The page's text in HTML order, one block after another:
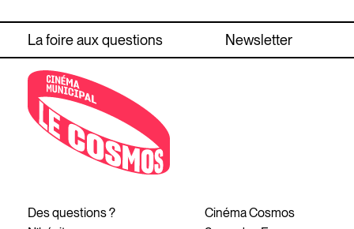
La foire aux questions Newsletter
Des questions ?
Cinéma Cosmos